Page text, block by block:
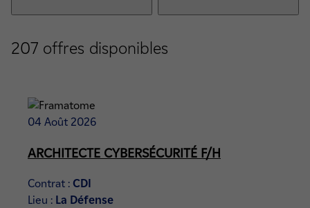
207 offres disponibles
04 Août 2026
ARCHITECTE CYBERSÉCURITÉ F/H
Contrat : CDI
Lieu : La Défense